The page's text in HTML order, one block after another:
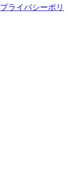
プライバシーポリ